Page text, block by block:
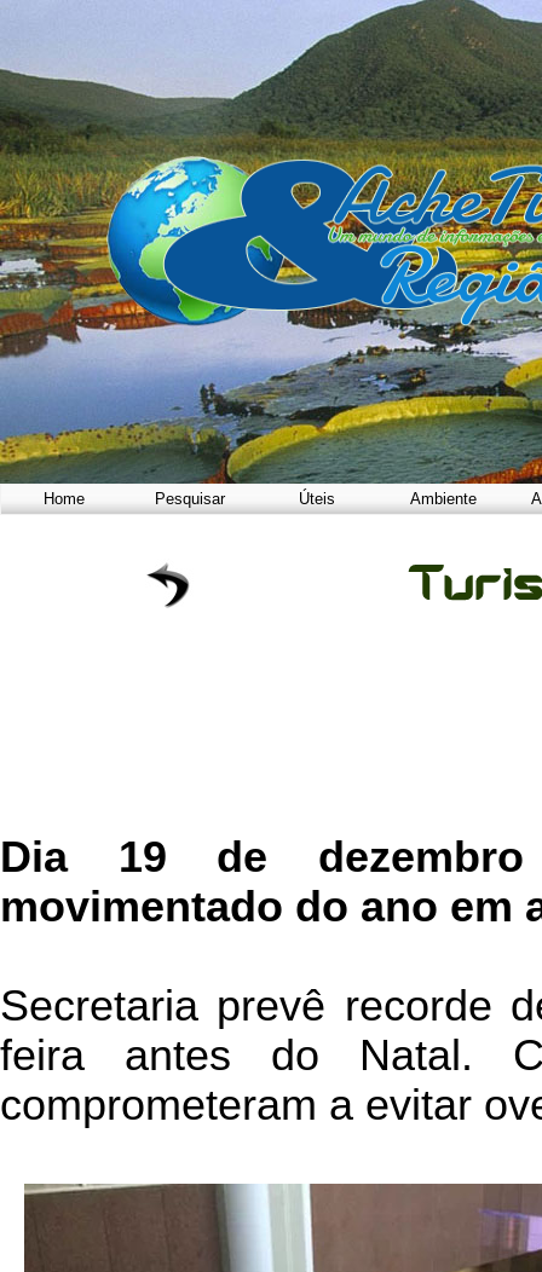
Home Pesquisar Úteis Ambiente
Dia 19 de
movimentado do ano em
Secretaria prevê recorde
feira antes do Natal.
comprometeram a evitar